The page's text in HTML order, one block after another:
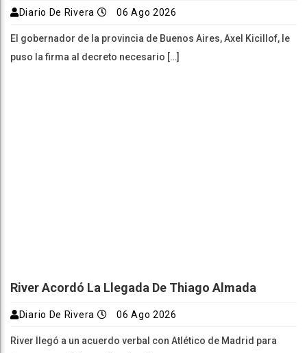
Diario De Rivera 06 Ago 2026
El gobernador de la provincia de Buenos Aires, Axel Kicillof, le
puso la firma al decreto necesario […]
River Acordó La Llegada De Thiago Almada
Diario De Rivera 06 Ago 2026
River llegó a un acuerdo verbal con Atlético de Madrid para